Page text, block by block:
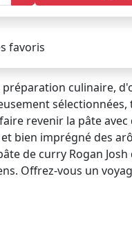
favoris
culinaire,
sélectionnées,
revenir la pâte
bien imprégné des
de curry Rogan
Offrez-vous un